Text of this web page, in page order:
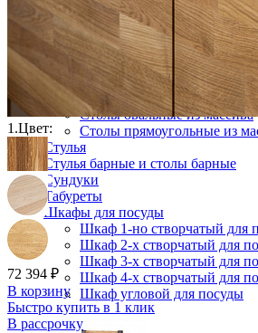
Лавки и скамьи
Полки и ящики
Столы кофейные и чайные
Столы обеденные
Столы квадратные из
Столы круглые из массива
Столы овальные из массива
Столы прямоугольные из
Стулья
Стулья барные и столы барные
Сундуки
Табуреты
Шкафы для посуды
Шкаф 1-но створчатый для
Шкаф 2-х створчатый для
Шкаф 3-х створчатый для
Шкаф 4-х створчатый для
Шкаф угловой для посуды
1.Цвет:
72 394 ₽
В корзину
Быстро купить в 1 клик
В рассрочку